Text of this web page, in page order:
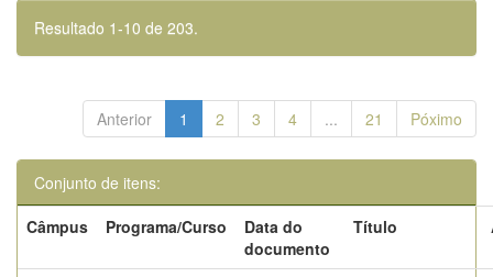
Resultado 1-10 de 203.
Anterior 1 2 3 4 ... 21 Póximo
Conjunto de itens:
Câmpus
Programa/Curso
Data do
documento
Título